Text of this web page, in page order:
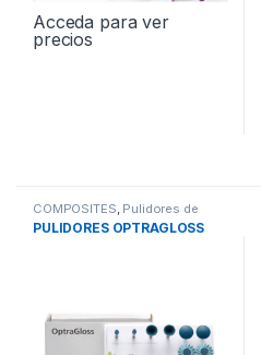
Acceda para ver
precios
COMPOSITES Pulidores de
Composites
PULIDORES OPTRAGLOSS